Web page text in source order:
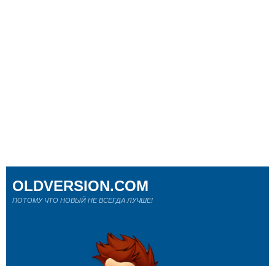
OLDVERSION.COM
ПОТОМУ ЧТО НОВЫЙ НЕ ВСЕГДА ЛУЧШЕ!